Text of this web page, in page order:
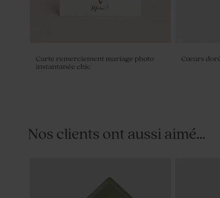
Carte remerciement mariage photo
instantanée chic
Cœurs
Nos clients ont aussi aimé...